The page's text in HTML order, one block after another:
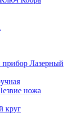
Лазерный
ножа
круг